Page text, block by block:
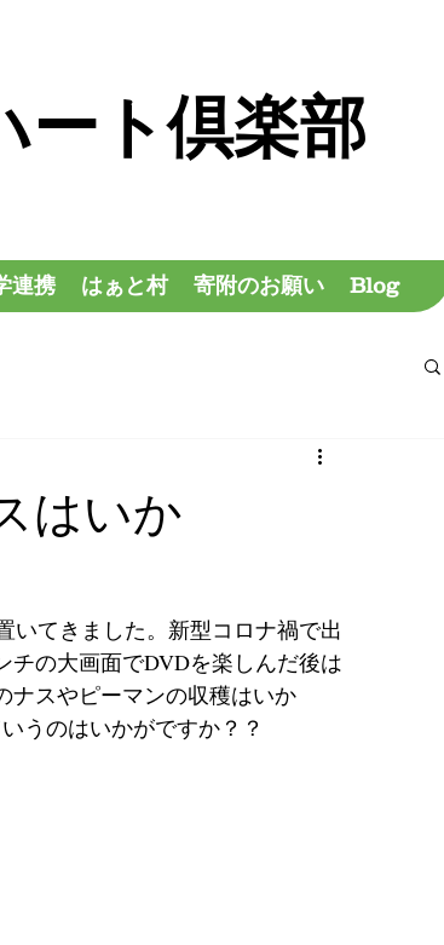
連携 はぁと村 寄附のお願い Blog
ート倶楽部
はいか
いてきました。新型コロナ禍で出
チの大画面でDVDを楽しんだ後は
ナスやピーマンの収穫はいか
うのはいかがですか？？